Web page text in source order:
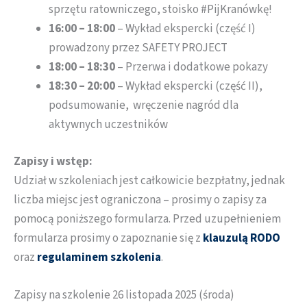
sprzętu ratowniczego, stoisko #PijKranówkę!
16:00 – 18:00– Wykład ekspercki (część I)
prowadzony przez SAFETY PROJECT
18:00 – 18:30– Przerwa i dodatkowe pokazy
18:30 – 20:00– Wykład ekspercki (część II),
podsumowanie, wręczenie nagród dla
aktywnych uczestników
Zapisy i wstęp:
Udział w szkoleniach jest całkowicie bezpłatny, jednak
liczba miejsc jest ograniczona – prosimy o zapisy za
pomocą poniższego formularza. Przed uzupełnieniem
formularza prosimy o zapoznanie się z klauzulą RODO
oraz regulaminem szkolenia.
Zapisy na szkolenie 26 listopada 2025 (środa)